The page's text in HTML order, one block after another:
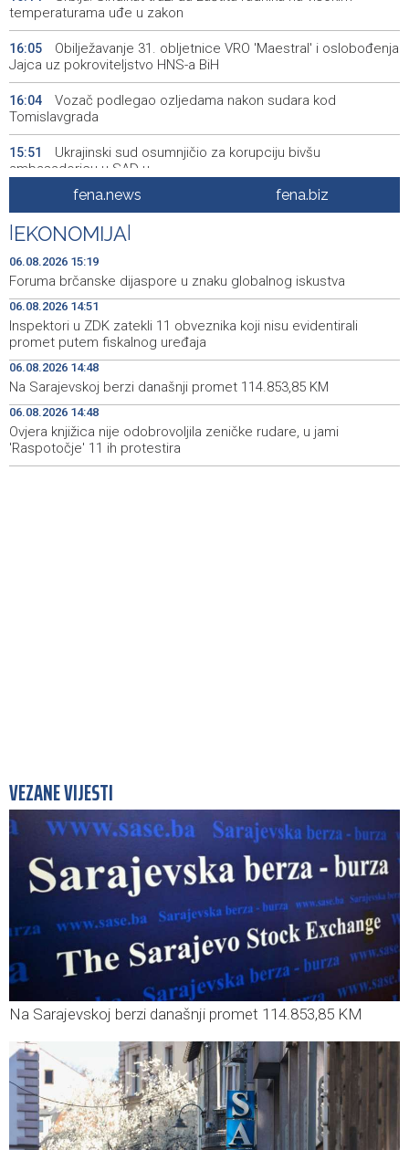
temperaturama uđe u zakon
16:05
Obilježavanje 31. obljetnice VRO 'Maestral' i oslobođenja
Jajca uz pokroviteljstvo HNS-a BiH
16:04
Vozač podlegao ozljedama nakon sudara kod
Tomislavgrada
15:51
Ukrajinski sud osumnjičio za korupciju bivšu
ambasadoricu u SAD-u
Završeno je ovogodišnje izdanje Mladifesta koje je
okupilo mlade iz 73 zemlje svijeta
15:48
Toplotni val primorao Rumuniju i Mađarsku na mjere
štednje električne energije
15:33 MUP ŽZH-a nabavio 15 novih vozila
15:27
Vlada FBiH - 530.000 KM za oblast kulture i sporta, te
vjerske institucije
15:25
ISPRAVKA - Vlada USK usvojila programe vrijedne više
miliona KM za infrastrukturu, privredu i mlade
15:19 Foruma brčanske dijaspore u znaku globalnog iskustva
fena.news fena.biz
EKONOMIJA
06.08.2026 15:19
Foruma brčanske dijaspore u znaku globalnog iskustva
06.08.2026 14:51
Inspektori u ZDK zatekli 11 obveznika koji nisu evidentirali
promet putem fiskalnog uređaja
06.08.2026 14:48
Na Sarajevskoj berzi današnji promet 114.853,85 KM
06.08.2026 14:48
Ovjera knjižica nije odobrovoljila zeničke rudare, u jami
'Raspotočje' 11 ih protestira
VEZANE VIJESTI
Na Sarajevskoj berzi današnji promet 114.853,85 KM